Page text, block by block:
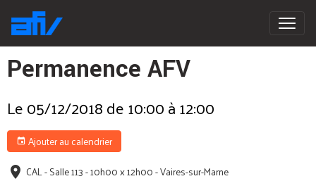
Permanence AFV
Le 05/12/2018de 10:00à 12:00
Ajouter au calendrier
CAL - Salle 113 - 10h00 x 12h00 - Vaires-sur-Marne